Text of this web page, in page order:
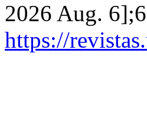
2026 Aug.
https://